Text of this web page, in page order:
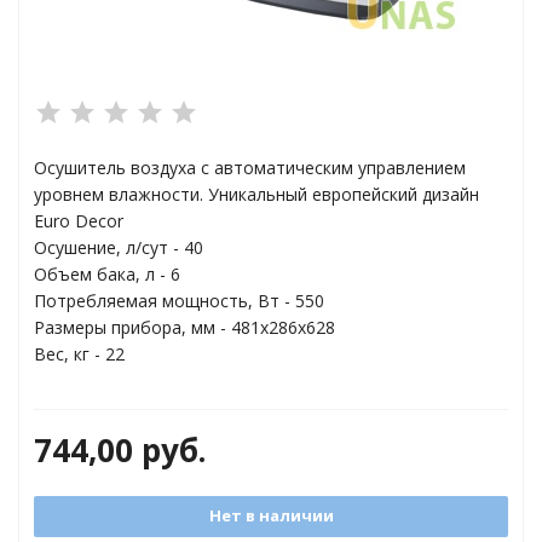
Осушитель воздуха с автоматическим управлением
уровнем влажности. Уникальный европейский дизайн
Euro Decor
Осушение, л/сут - 40
Объем бака, л - 6
Потребляемая мощность, Вт - 550
Размеры прибора, мм - 481х286х628
Вес, кг - 22
744,00 руб.
Нет в наличии